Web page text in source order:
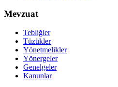
Mevzuat
Tebliğler
Tüzükler
Yönetmelikler
Yönergeler
Genelgeler
Kanunlar